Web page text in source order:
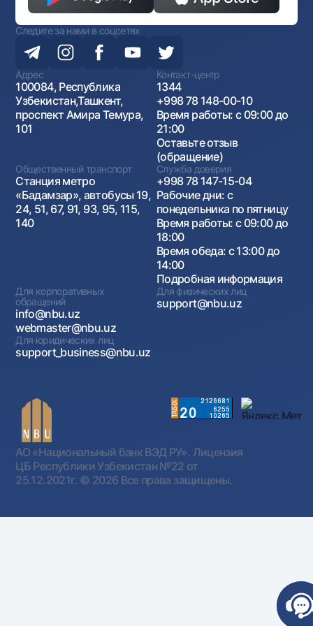
Следите за нами в соцсетях
Адрес
100084, Республика
Узбекистан,Ташкент,
проспект Амира Темура,
101
Контакт-центр
1344
+998 78 148-00-10
Время работы: с 09:00 до
21:00
Оставьте отзыв
(обращение)
Общественный транспорт
Станция метро
«Бадамзар», автобусы 19,
24, 51, 67, 91, 93, 95, 115,
140
Служба доверия
+998 78 147-15-04
Рабочие дни: с
понедельника по пятницу
Время работы: с 09:00 до
18:00
Время обеда: с 13:00 до
14:00
Подробная информация
Для корпоративных
обращений
info@nbu.uz
webmaster@nbu.uz
Для физических лиц
support@nbu.uz
Для юридических лиц
support_business@nbu.uz
АО «Национальный банк ВЭД РУ». Лицензия
ЦБ Республики Узбекистан №22 от
25.12.2021г. © 2026 Все права защищены.